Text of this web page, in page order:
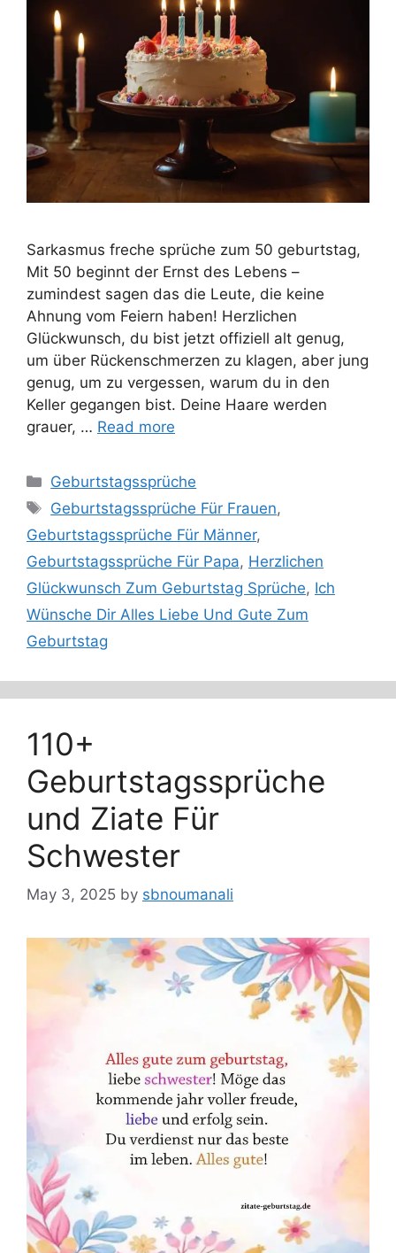
Sarkasmus freche sprüche zum 50 geburtstag,
Mit 50 beginnt der Ernst des Lebens –
zumindest sagen das die Leute, die keine
Ahnung vom Feiern haben! Herzlichen
Glückwunsch, du bist jetzt offiziell alt genug,
um über Rückenschmerzen zu klagen, aber jung
genug, um zu vergessen, warum du in den
Keller gegangen bist. Deine Haare werden
grauer, … Read more
Categories
Geburtstagssprüche
Tags
Geburtstagssprüche Für Frauen,
Geburtstagssprüche Für Männer,
Geburtstagssprüche Für Papa, Herzlichen
Glückwunsch Zum Geburtstag Sprüche, Ich
Wünsche Dir Alles Liebe Und Gute Zum
Geburtstag
110+
Geburtstagssprüche
und Ziate Für
Schwester
May 3, 2025 by sbnoumanali